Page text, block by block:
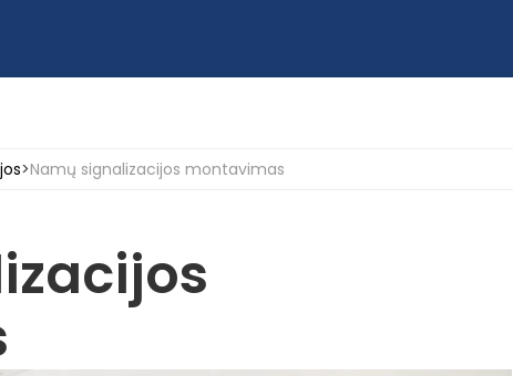
>Namų signalizacijos montavimas